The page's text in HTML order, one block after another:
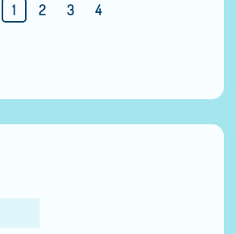
1 2 3 4